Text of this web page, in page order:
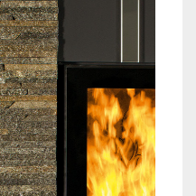
English